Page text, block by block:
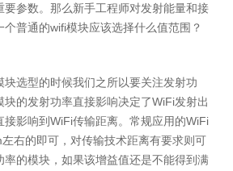
要参数。那么新手工程师对发射能量和接
普通的wifi模块应该选择什么值范围？
选型的时候我们之所以要关注发射功
的发射功率直接影响决定了WiFi发射出
接影响到WiFi传输距离。常规应用的WiFi
右的即可，对传输技术距离有要求则可
率的模块，如果该增益值还是不能得到满